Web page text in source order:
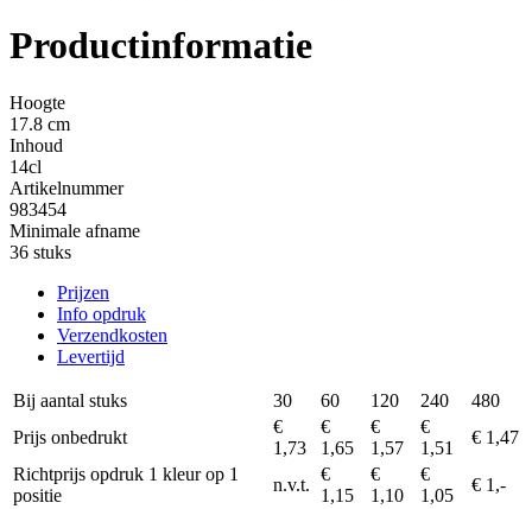
Productinformatie
Hoogte
17.8 cm
Inhoud
14cl
Artikelnummer
983454
Minimale afname
36 stuks
Prijzen
Info opdruk
Verzendkosten
Levertijd
Bij aantal stuks 30 60 120 240
480
Prijs onbedrukt
€
1,73
€
1,65
€
1,57
€
1,51
€ 1,47
Richtprijs opdruk 1 kleur op 1
positie
n.v.t.
€
1,15
€
1,10
€
1,05
€ 1,-